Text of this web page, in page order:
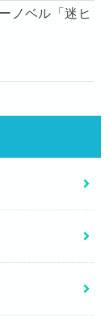
ノベル「迷ヒ